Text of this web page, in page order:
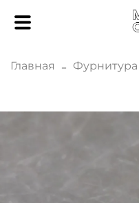
Главная Фурнитура